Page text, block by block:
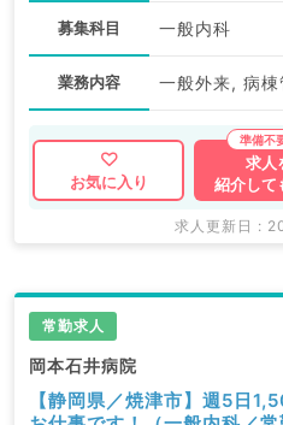
募集科目 一般内科
業務内容 一般外来, 病
お気に入り
求人
紹介して
求人更新日 :
常勤求人
岡本石井病院
【静岡県／焼津市】週5日